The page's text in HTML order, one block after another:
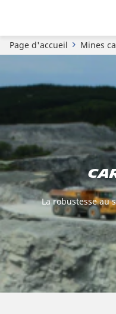
Page d'accueil Mines
La robustesse au